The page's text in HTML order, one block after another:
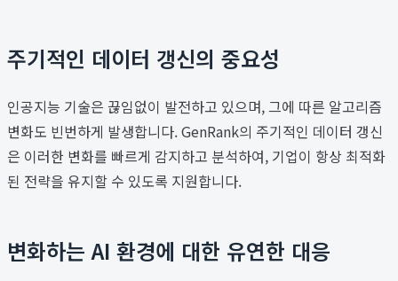
주기적인 데이터 갱신의 중요성
인공지능 기술은 끊임없이 발전하고 있으며, 그에 따른 알고리즘
변화도 빈번하게 발생합니다. GenRank의 주기적인 데이터 갱신
은 이러한 변화를 빠르게 감지하고 분석하여, 기업이 항상 최적화
된 전략을 유지할 수 있도록 지원합니다.
변화하는 AI 환경에 대한 유연한 대응